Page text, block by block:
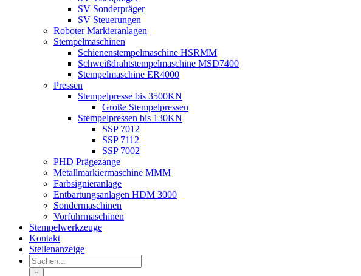
SV Sonderpräger
SV Steuerungen
Roboter Markieranlagen
Stempelmaschinen
Schienenstempelmaschine HSRMM
Schweißdrahtstempelmaschine MSD7400
Stempelmaschine ER4000
Pressen
Stempelpresse bis 3500KN
Große Stempelpressen
Stempelpressen bis 130KN
SSP 7012
SSP 7112
SSP 7002
PHD Prägezange
Metallmarkiermaschine MMM
Farbsignieranlage
Entbartungsanlagen HDM 3000
Sondermaschinen
Vorführmaschinen
Stempelwerkzeuge
Kontakt
Stellenanzeige
Suche
nach: